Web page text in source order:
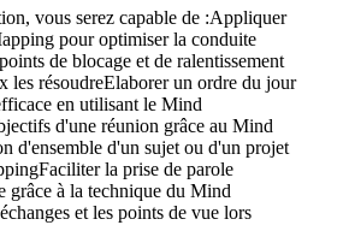
vous serez capable de :Appliquer
pour optimiser la conduite
de blocage et de ralentissement
les résoudreElaborer un ordre du jour
en utilisant le Mind
d'une réunion grâce au Mind
d'ensemble d'un sujet ou d'un projet
la prise de parole
grâce à la technique du Mind
et les points de vue lors